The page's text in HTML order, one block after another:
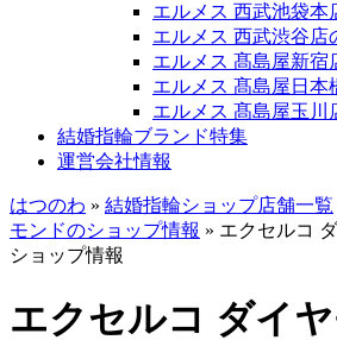
エルメス 西武池袋本
エルメス 西武渋谷店
エルメス 髙島屋新宿
エルメス 髙島屋日本
エルメス 髙島屋玉川
結婚指輪ブランド特集
運営会社情報
はつのわ » 結婚指輪ショップ店舗一覧
モンドのショップ情報 » エクセルコ
ショップ情報
エクセルコ ダイ